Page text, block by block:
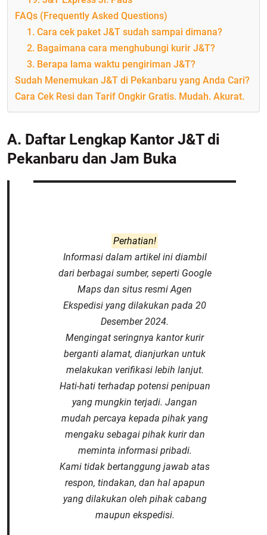
FAQs (Frequently Asked Questions)
1. Cara cek paket J&T sudah sampai dimana?
2. Bagaimana cara menghubungi kurir J&T?
3. Berapa lama waktu pengiriman J&T?
Sudah Menemukan J&T di Pekanbaru yang Anda Cari?
Cara Cek Resi dan Tarif Ongkir Gratis. Mudah. Akurat.
A. Daftar Lengkap Kantor J&T di
Pekanbaru dan Jam Buka
Perhatian!
Informasi dalam artikel ini diambil
dari berbagai sumber, seperti Google
Maps dan situs resmi Agen
Ekspedisi yang dilakukan pada 20
Desember 2024.
Mengingat seringnya kantor kurir
berganti alamat, dianjurkan untuk
melakukan verifikasi lebih lanjut.
Hati-hati terhadap potensi penipuan
yang mungkin terjadi. Jangan
mudah percaya kepada pihak yang
mengaku sebagai pihak kurir dan
meminta informasi pribadi.
Kami tidak bertanggung jawab atas
respon, tindakan, dan hal apapun
yang dilakukan oleh pihak cabang
maupun ekspedisi.